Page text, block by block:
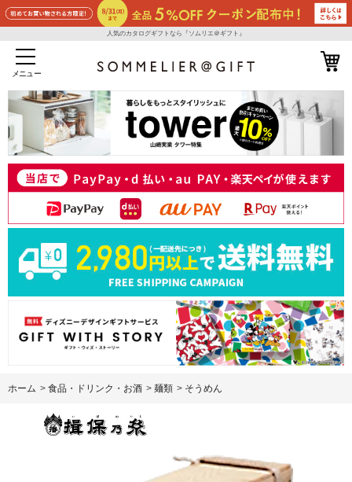
人気のカタログギフトなら『ソムリエ＠ギフト』
メニュー
ホーム > 食品・ドリンク・お酒 > 麺類 > そうめん